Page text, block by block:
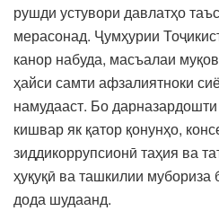
рушди устувори давлатҳо
мерасонад. Ҷумҳурии
канор набуда, масъалаи
ҳайси самти афзалиятноки
намудааст. Бо
кишвар як қатор қонунҳо,
зиддикоррупсионӣ таҳия ва
ҳуқуқӣ ва ташкилии мубориза
дода шудаанд.